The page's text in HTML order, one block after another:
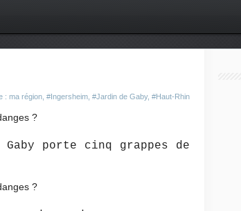
: ma région #Ingersheim #Jardin de Gaby, #Haut-Rhin
porte cinq grappes de